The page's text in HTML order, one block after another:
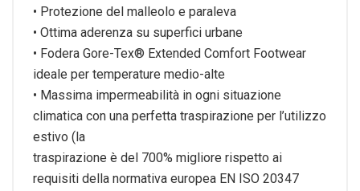
• Protezione del malleolo e paraleva
• Ottima aderenza su superfici urbane
• Fodera Gore-Tex® Extended Comfort Footwear
ideale per temperature medio-alte
• Massima impermeabilità in ogni situazione
climatica con una perfetta traspirazione per l’utilizzo
estivo (la
traspirazione è del 700% migliore rispetto ai
requisiti della normativa europea EN ISO 20347